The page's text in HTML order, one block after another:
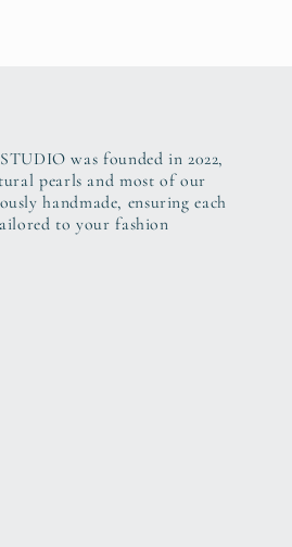
was founded in 2022,
pearls and most of our
handmade, ensuring each
to your fashion